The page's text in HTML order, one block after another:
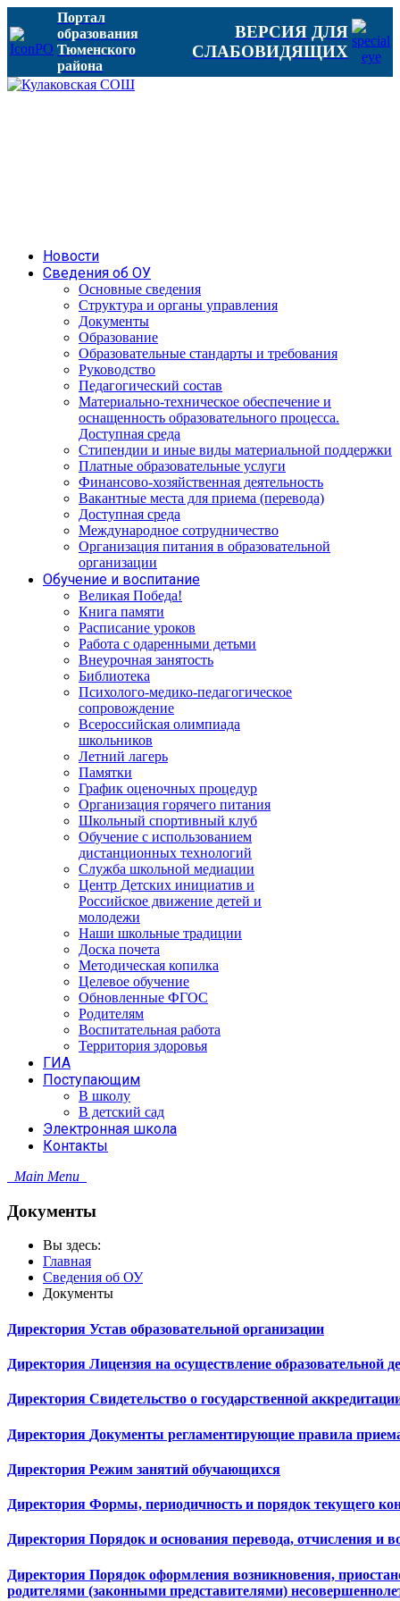
Портал
образования
Тюменского
района
ВЕРСИЯ ДЛЯ
СЛАБОВИДЯЩИХ
Новости
Сведения об ОУ
Основные сведения
Структура и органы управления
Документы
Образование
Образовательные стандарты и требования
Руководство
Педагогический состав
Материально-техническое обеспечение и
оснащенность образовательного процесса.
Доступная среда
Стипендии и иные виды материальной поддержки
Платные образовательные услуги
Финансово-хозяйственная деятельность
Вакантные места для приема (перевода)
Доступная среда
Международное сотрудничество
Организация питания в образовательной
организации
Обучение и воспитание
Великая Победа!
Книга памяти
Расписание уроков
Работа с одаренными детьми
Внеурочная занятость
Библиотека
Психолого-медико-педагогическое
сопровождение
Всероссийская олимпиада
школьников
Летний лагерь
Памятки
График оценочных процедур
Организация горячего питания
Школьный спортивный клуб
Обучение с использованием
дистанционных технологий
Служба школьной медиации
Центр Детских инициатив и
Российское движение детей и
молодежи
Наши школьные традиции
Доска почета
Методическая копилка
Целевое обучение
Обновленные ФГОС
Родителям
Воспитательная работа
Территория здоровья
ГИА
Поступающим
В школу
В детский сад
Электронная школа
Контакты
Main Menu
Документы
Вы здесь:
Главная
Сведения об ОУ
Документы
Директория Устав образовательной организации
Директория Лицензия на осуществление образовательной
Директория Свидетельство о государственной
Директория Документы регламентирующие правила
Директория Режим занятий обучающихся
Директория Формы, периодичность и порядок текущего
Директория Порядок и основания перевода, отчисления и
Директория Порядок оформления возникновения,
родителями (законными представителями)